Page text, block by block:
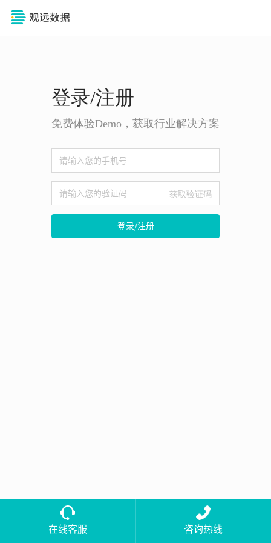
登录/注册
免费体验Demo，获取行业解决方案
获取验证码
登录/注册
在线客服 咨询热线